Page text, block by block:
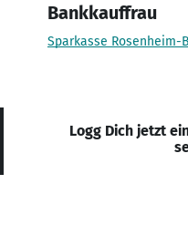
Bankkauffrau
Sparkasse Rosenheim-
Logg Dich jetzt